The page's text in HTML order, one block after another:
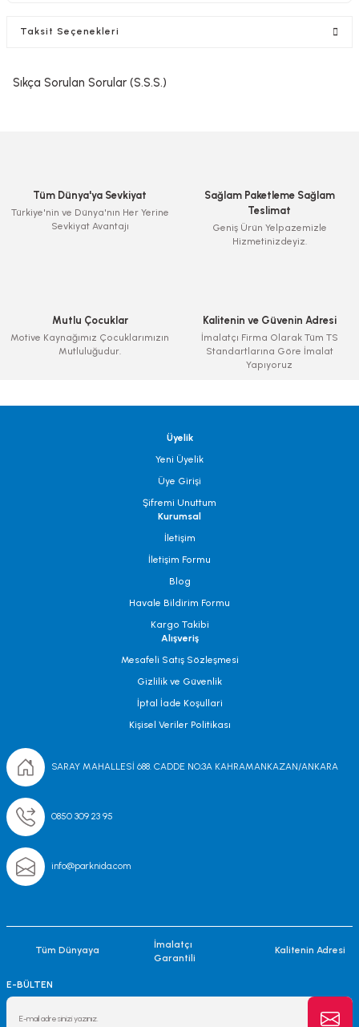
Taksit Seçenekleri
Sıkça Sorulan Sorular (S.S.S.)
Tüm Dünya'ya Sevkiyat
Türkiye'nin ve Dünya'nın Her Yerine
Sevkiyat Avantajı
Sağlam Paketleme Sağlam
Teslimat
Geniş Ürün Yelpazemizle
Hizmetinizdeyiz.
Mutlu Çocuklar
Motive Kaynağımız Çocuklarımızın
Mutluluğudur.
Kalitenin ve Güvenin Adresi
İmalatçı Firma Olarak Tüm TS
Standartlarına Göre İmalat
Yapıyoruz
Üyelik
Yeni Üyelik
Üye Girişi
Şifremi Unuttum
Kurumsal
İletişim
İletişim Formu
Blog
Havale Bildirim Formu
Kargo Takibi
Alışveriş
Mesafeli Satış Sözleşmesi
Gizlilik ve Güvenlik
İptal İade Koşullari
Kişisel Veriler Politikası
SARAY MAHALLESİ 688. CADDE NO;3A KAHRAMANKAZAN/ANKARA
0850 309 23 95
info@parknida.com
Tüm Dünyaya
İmalatçı
Garantili
Kalitenin Adresi
E-BÜLTEN